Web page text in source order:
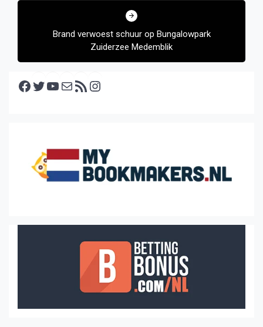
Brand verwoest schuur op Bungalowpark
Zuiderzee Medemblik
Facebook Twitter YouTube E-mail RSS feed